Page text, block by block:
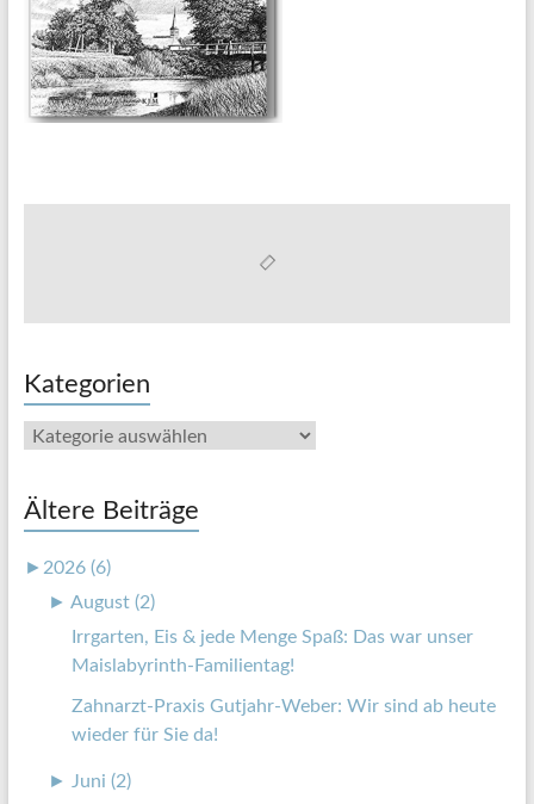
Kategorien
Kategorien
Ältere Beiträge
► 2026 (6)
► August (2)
Irrgarten, Eis & jede Menge Spaß: Das war unser
Maislabyrinth-Familientag!
Zahnarzt-Praxis Gutjahr-Weber: Wir sind ab heute
wieder für Sie da!
►
Juni (2)